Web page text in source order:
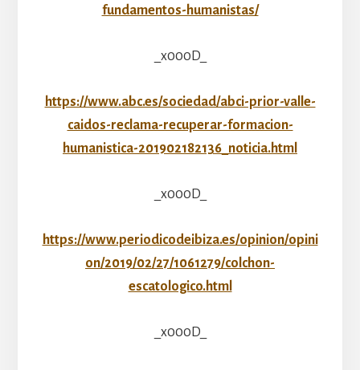
fundamentos-humanistas/
_x000D_
https://www.abc.es/sociedad/abci-prior-valle-
caidos-reclama-recuperar-formacion-
humanistica-201902182136_noticia.html
_x000D_
https://www.periodicodeibiza.es/opinion/opini
on/2019/02/27/1061279/colchon-
escatologico.html
_x000D_